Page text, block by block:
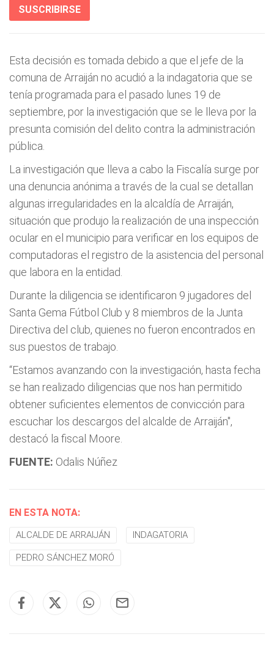
SUSCRIBIRSE
Esta decisión es tomada debido a que el jefe de la
comuna de Arraiján no acudió a la indagatoria que se
tenía programada para el pasado lunes 19 de
septiembre, por la investigación que se le lleva por la
presunta comisión del delito contra la administración
pública.
La investigación que lleva a cabo la Fiscalía surge por
una denuncia anónima a través de la cual se detallan
algunas irregularidades en la alcaldía de Arraiján,
situación que produjo la realización de una inspección
ocular en el municipio para verificar en los equipos de
computadoras el registro de la asistencia del personal
que labora en la entidad.
Durante la diligencia se identificaron 9 jugadores del
Santa Gema Fútbol Club y 8 miembros de la Junta
Directiva del club, quienes no fueron encontrados en
sus puestos de trabajo.
“Estamos avanzando con la investigación, hasta fecha
se han realizado diligencias que nos han permitido
obtener suficientes elementos de convicción para
escuchar los descargos del alcalde de Arraiján",
destacó la fiscal Moore.
FUENTE: Odalis Núñez
EN ESTA NOTA:
ALCALDE DE ARRAIJÁN INDAGATORIA
PEDRO SÁNCHEZ MORÓ